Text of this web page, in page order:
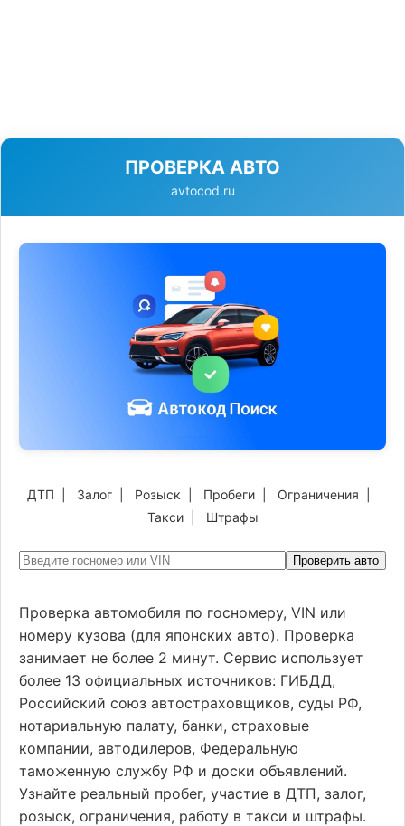
ПРОВЕРКА АВТО
avtocod.ru
ДТП Залог Розыск Пробеги Ограничения
Такси| Штрафы
Проверить авто
Проверка автомобиля по госномеру, VIN или
номеру кузова (для японских авто). Проверка
занимает не более 2 минут. Сервис использует
более 13 официальных источников: ГИБДД,
Российский союз автостраховщиков, суды РФ,
нотариальную палату, банки, страховые
компании, автодилеров, Федеральную
таможенную службу РФ и доски объявлений.
Узнайте реальный пробег, участие в ДТП, залог,
розыск, ограничения, работу в такси и штрафы.